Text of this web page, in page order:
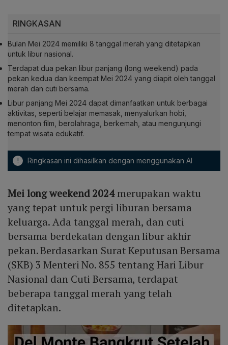
RINGKASAN
Bulan Mei 2024 memiliki 8 tanggal merah yang ditetapkan
untuk libur nasional.
Terdapat dua pekan libur panjang (long weekend) pada
pekan kedua dan keempat Mei 2024 yang diapit oleh tanggal
merah dan cuti bersama.
Libur panjang Mei 2024 dapat dimanfaatkan untuk berbagai
aktivitas, seperti belajar memasak, menyalurkan hobi,
menonton film, berolahraga, berkemah, atau mengunjungi
tempat wisata edukatif.
! Ringkasan ini dihasilkan dengan menggunakan AI
Mei long weekend 2024merupakan waktu
yang tepat untuk pergi liburan bersama
keluarga. Ada tanggal merah, dan cuti
bersama berdekatan dengan libur akhir
pekan. Berdasarkan Surat Keputusan Bersama
(SKB) 3 Menteri No. 855 tentang Hari Libur
Nasional dan Cuti Bersama, terdapat
beberapa tanggal merah yang telah
ditetapkan.